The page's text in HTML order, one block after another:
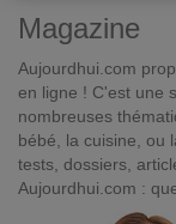
Magazine
Aujourdhui.com
en ligne ! C'est une
nombreuses
bébé, la cuisine, ou
tests, dossiers,
Aujourdhui.com :